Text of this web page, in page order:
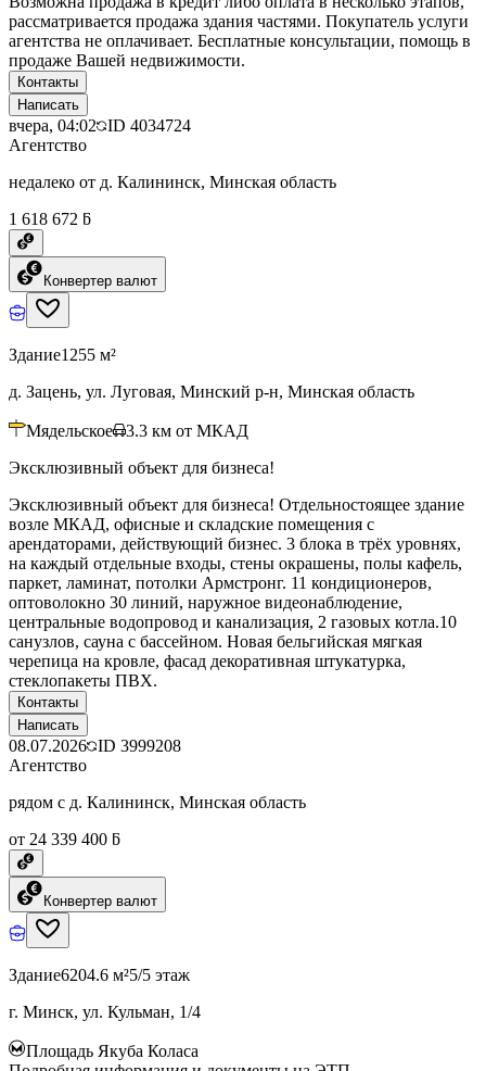
рассматривается продажа здания частями. Покупатель услуги
агентства не оплачивает. Бесплатные консультации, помощь в
продаже Вашей недвижимости.
Контакты
Написать
вчера, 04:02 ID 4034724
Агентство
недалеко от д. Калининск, Минская область
1 618 672 ƃ
Конвертер валют
Здание1255 м²
д. Зацень, ул. Луговая, Минский р-н, Минская область
Мядельское 3.3 км от МКАД
Эксклюзивный объект для бизнеса!
Эксклюзивный объект для бизнеса! Отдельностоящее здание
возле МКАД, офисные и складские помещения с
арендаторами, действующий бизнес. 3 блока в трёх уровнях,
на каждый отдельные входы, стены окрашены, полы кафель,
паркет, ламинат, потолки Армстронг. 11 кондиционеров,
оптоволокно 30 линий, наружное видеонаблюдение,
центральные водопровод и канализация, 2 газовых котла.10
санузлов, сауна с бассейном. Новая бельгийская мягкая
черепица на кровле, фасад декоративная штукатурка,
стеклопакеты ПВХ.
Контакты
Написать
08.07.2026 ID 3999208
Агентство
рядом с д. Калининск, Минская область
от 24 339 400 ƃ
Конвертер валют
Здание6204.6 м²5/5 этаж
г. Минск, ул. Кульман, 1/4
Площадь Якуба Коласа